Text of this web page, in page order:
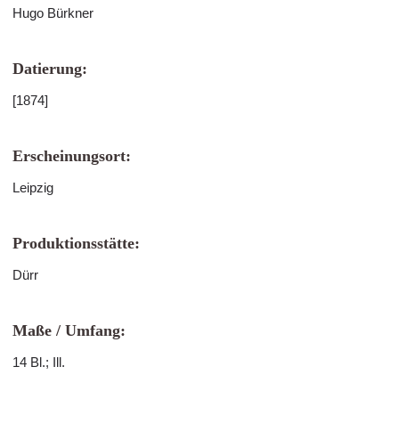
Hugo Bürkner
Datierung:
[1874]
Erscheinungsort:
Leipzig
Produktionsstätte:
Dürr
Maße / Umfang:
14 Bl.; Ill.